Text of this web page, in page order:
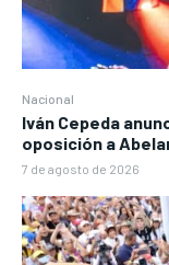
Nacional
Iván Cepeda
oposición a
7 de agosto de 2026